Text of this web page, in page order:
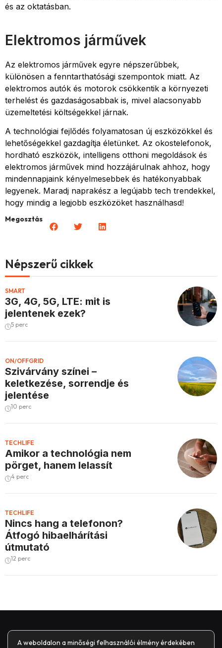
és az oktatásban.
Elektromos járművek
Az elektromos járművek egyre népszerűbbek,
különösen a fenntarthatósági szempontok miatt. Az
elektromos autók és motorok csökkentik a környezeti
terhelést és gazdaságosabbak is, mivel alacsonyabb
üzemeltetési költségekkel járnak.
A technológiai fejlődés folyamatosan új eszközökkel és
lehetőségekkel gazdagítja életünket. Az okostelefonok,
hordható eszközök, intelligens otthoni megoldások és
elektromos járművek mind hozzájárulnak ahhoz, hogy
mindennapjaink kényelmesebbek és hatékonyabbak
legyenek. Maradj naprakész a legújabb tech trendekkel,
hogy mindig a legjobb eszközöket használhasd!
Megosztás
Népszerű cikkek
SMART
3G, 4G, 5G, LTE: mit is
jelentenek ezek?
5 perc
ON/OFFGRID
Szivárvány színei –
keletkezése, sorrendje és
jelentése
10 perc
TECHLIFE
Amikor a technológia nem
pörget, hanem lelassít
4 perc
TECHLIFE
Nincs hang a telefonon?
Átfogó hibaelhárítási
útmutató
12 perc
A weboldalon a minőségi felhasználói élmény érdekében